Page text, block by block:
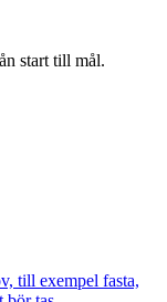
start till mål.
till exempel fasta,